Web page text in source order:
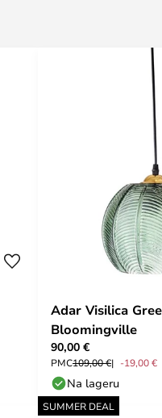
Adar Visilica
Bloomingville
90,00 €
PMC109,00 € -19,00 €
Na lageru
SUMMER DEAL